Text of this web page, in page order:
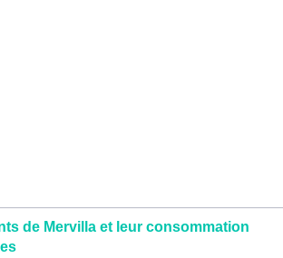
de Mervilla et leur consommation